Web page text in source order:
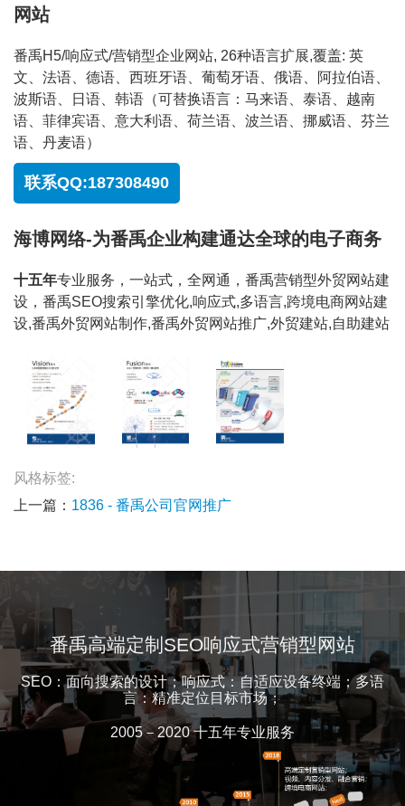
网站
番禹H5/响应式/营销型企业网站, 26种语言扩展,覆盖: 英
文、法语、德语、西班牙语、葡萄牙语、俄语、阿拉伯语、
波斯语、日语、韩语（可替换语言：马来语、泰语、越南
语、菲律宾语、意大利语、荷兰语、波兰语、挪威语、芬兰
语、丹麦语）
联系QQ:187308490
海博网络-为番禹企业构建通达全球的电子商务
十五年专业服务，一站式，全网通，番禹营销型外贸网站建
设，番禹SEO搜索引擎优化,响应式,多语言,跨境电商网站建
设,番禹外贸网站制作,番禹外贸网站推广,外贸建站,自助建站
风格标签:
上一篇： 1836 - 番禹公司官网推广
番禹高端定制SEO响应式营销型网站
SEO：面向搜索的设计；响应式：自适应设备终端；多语
言：精准定位目标市场；
2005－2020 十五年专业服务